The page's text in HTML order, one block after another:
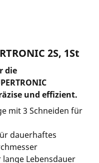
2S, 1St
die
und effizient.
mit 3 Schneiden für
dauerhaftes
Lebensdauer